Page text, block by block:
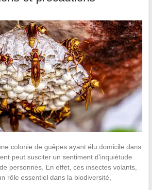
colonie de guêpes ayant élu domicile dans
peut susciter un sentiment d’inquiétude
personnes. En effet, ces insectes volants,
rôle essentiel dans la biodiversité,